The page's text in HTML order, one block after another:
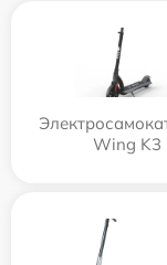
Wing K3